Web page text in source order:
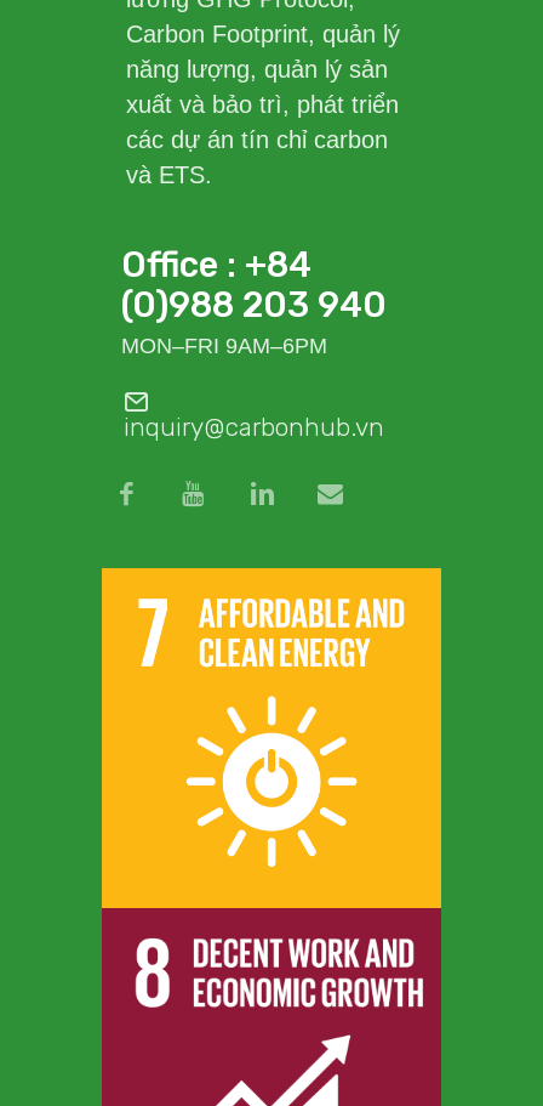
Carbon Footprint, quản lý
năng lượng, quản lý sản
xuất và bảo trì, phát triển
các dự án tín chỉ carbon
và ETS.
Office : +84
(0)988 203 940
MON–FRI 9AM–6PM
inquiry@carbonhub.vn